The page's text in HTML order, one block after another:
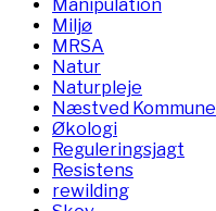
Manipulation
Miljø
MRSA
Natur
Naturpleje
Næstved Kommune
Økologi
Reguleringsjagt
Resistens
rewilding